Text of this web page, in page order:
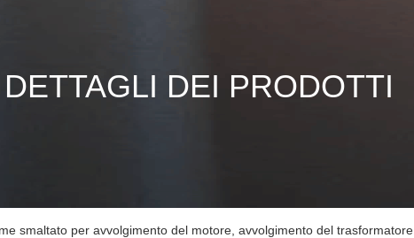
DETTAGLI DEI PRODOTTI
smaltato per avvolgimento del motore, avvolgimento del trasformatore